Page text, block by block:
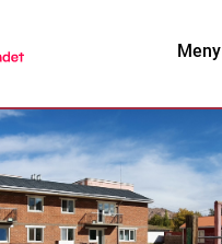
Meny